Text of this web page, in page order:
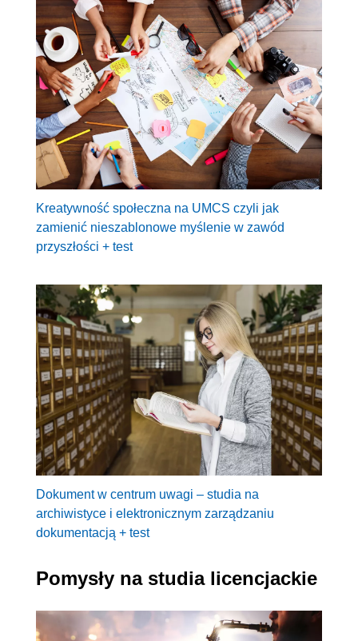
Kreatywność społeczna na UMCS czyli jak
zamienić nieszablonowe myślenie w zawód
przyszłości + test
Dokument w centrum uwagi – studia na
archiwistyce i elektronicznym zarządzaniu
dokumentacją + test
Pomysły na studia licencjackie